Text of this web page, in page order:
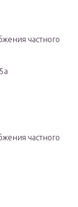
частного
частного